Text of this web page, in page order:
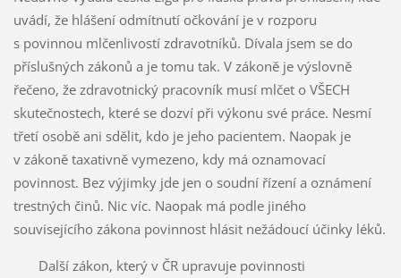
uvádí, že hlášení odmítnutí očkování je v rozporu
s povinnou mlčenlivostí zdravotníků. Dívala jsem se do
příslušných zákonů a je tomu tak. V zákoně je výslovně
řečeno, že zdravotnický pracovník musí mlčet o VŠECH
skutečnostech, které se dozví při výkonu své práce. Nesmí
třetí osobě ani sdělit, kdo je jeho pacientem. Naopak je
v zákoně taxativně vymezeno, kdy má oznamovací
povinnost. Bez výjimky jde jen o soudní řízení a oznámení
trestných činů. Nic víc. Naopak má podle jiného
souvisejícího zákona povinnost hlásit nežádoucí účinky léků.
Další zákon, který v ČR upravuje povinnosti